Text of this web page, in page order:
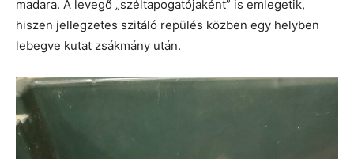
madara. A levegő „széltapogatójaként” is emlegetik,
hiszen jellegzetes szitáló repülés közben egy helyben
lebegve kutat zsákmány után.